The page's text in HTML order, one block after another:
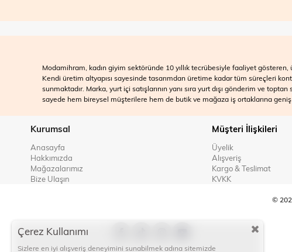
Modamihram, kadın giyim sektöründe 10 yıllık tecrübesiyle faaliyet
Kendi üretim altyapısı sayesinde tasarımdan üretime kadar tüm süreçleri
sunmaktadır. Marka, yurt içi satışlarının yanı sıra yurt dışı gönderim ve
sayede hem bireysel müşterilere hem de butik ve mağaza iş ortaklarına
Kurumsal
Anasayfa
Hakkımızda
Mağazalarımız
Bize Ulaşın
Müşteri İlişkileri
Üyelik
Alışveriş
Kargo & Teslimat
KVKK
©
Çerez Kullanımı
Sizlere en iyi alışveriş deneyimini sunabilmek adına sitemizde